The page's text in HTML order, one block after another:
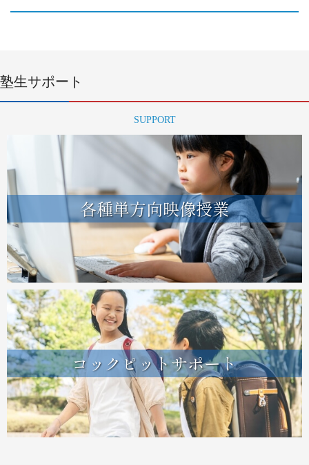
塾生サポート
SUPPORT
各種単方向映像授業
コックピットサポート